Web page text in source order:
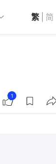
圳 觀點
繁 简
1